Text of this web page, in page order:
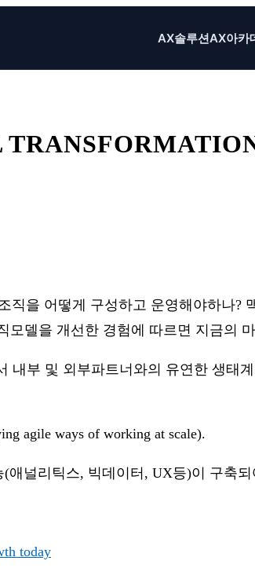
AX솔루션AX아카
직을 어떻게 구성하고 운영해야하나?
모델을 개선한 경험에 따르면 지금의
내부 및 외부파트너와의 유연한 생태
agile ways of working at scale).
널리틱스, 빅데이터, UX등)이 구축되
today